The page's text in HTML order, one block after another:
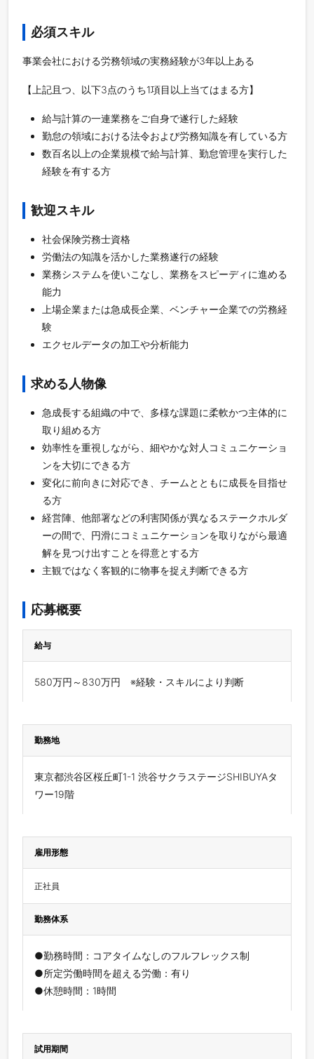
必須スキル
事業会社における労務領域の実務経験が3年以上ある
【上記且つ、以下3点のうち1項目以上当てはまる方】
給与計算の一連業務をご自身で遂行した経験
勤怠の領域における法令および労務知識を有している方
数百名以上の企業規模で給与計算、勤怠管理を実行した
経験を有する方
歓迎スキル
社会保険労務士資格
労働法の知識を活かした業務遂行の経験
業務システムを使いこなし、業務をスピーディに進める
能力
上場企業または急成長企業、ベンチャー企業での労務経
験
エクセルデータの加工や分析能力
求める人物像
急成長する組織の中で、多様な課題に柔軟かつ主体的に
取り組める方
効率性を重視しながら、細やかな対人コミュニケーショ
ンを大切にできる方
変化に前向きに対応でき、チームとともに成長を目指せ
る方
経営陣、他部署などの利害関係が異なるステークホルダ
ーの間で、円滑にコミュニケーションを取りながら最適
解を見つけ出すことを得意とする方
主観ではなく客観的に物事を捉え判断できる方
応募概要
給与
580万円～830万円 ※経験・スキルにより判断
勤務地
東京都渋谷区桜丘町1-1 渋谷サクラステージSHIBUYAタ
ワー19階
雇用形態
正社員
勤務体系
●勤務時間：コアタイムなしのフルフレックス制
●所定労働時間を超える労働：有り
●休憩時間：1時間
試用期間